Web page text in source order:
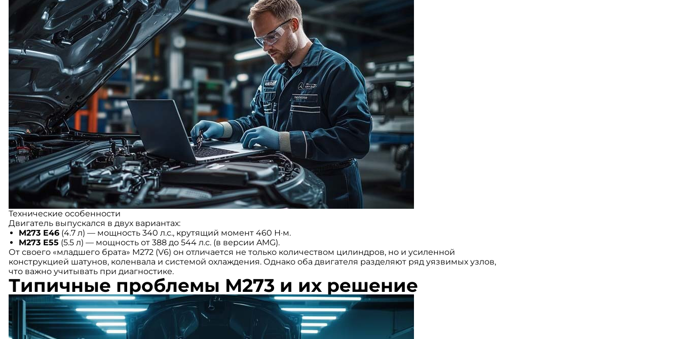
Технические особенности
Двигатель выпускался в двух вариантах:
M273 E46(4.7 л) — мощность 340 л.с., крутящий момент 460 Н·м.
M273 E55 (5.5 л) — мощность от 388 до 544 л.с. (в версии AMG).
От своего «младшего брата» M272 (V6) он отличается не только количеством цилиндров, но и усиленной
конструкцией шатунов, коленвала и системой охлаждения. Однако оба двигателя разделяют ряд уязвимых узлов,
что важно учитывать при диагностике.
Типичные проблемы M273 и их решение